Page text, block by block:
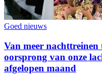
Goed nieuws
Van meer
oorsprong van onze
afgelopen maand